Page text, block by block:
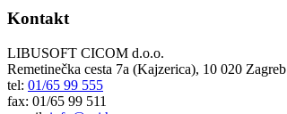
Kontakt
LIBUSOFT CICOM d.o.o.
Remetinečka cesta 7a (Kajzerica), 10 020 Zagreb
tel: 01/65 99 555
fax: 01/65 99 511